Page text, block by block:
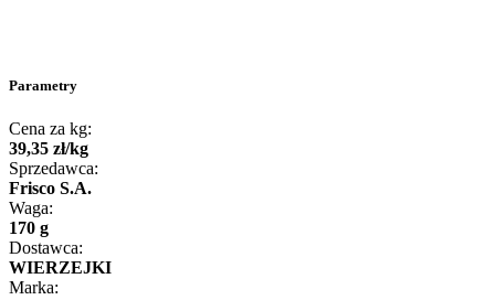
Parametry
Cena za kg:
39,35 zł/kg
Sprzedawca:
Frisco S.A.
Waga:
170 g
Dostawca:
WIERZEJKI
Marka: